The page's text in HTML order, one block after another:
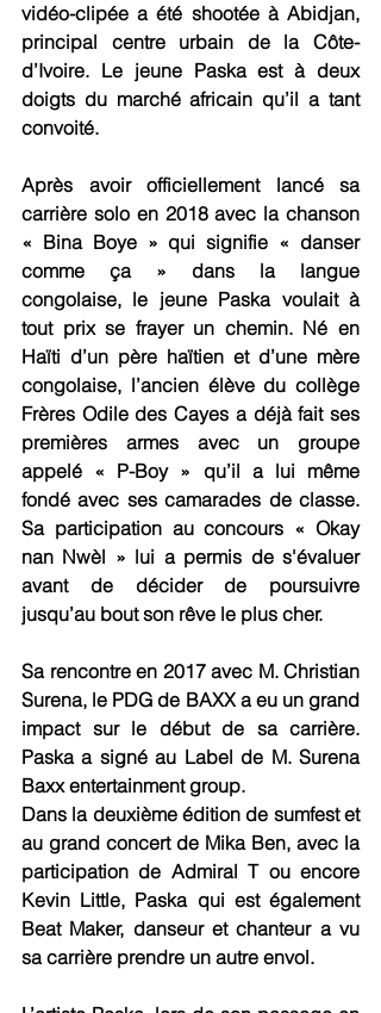
vidéo-clipée a été shootée à Abidjan,
principal centre urbain de la Côte-
d’Ivoire. Le jeune Paska est à deux
doigts du marché africain qu’il a tant
convoité.
Après avoir officiellement lancé sa
carrière solo en 2018 avec la chanson
« Bina Boye » qui signifie « danser
comme ça » dans la langue
congolaise, le jeune Paska voulait à
tout prix se frayer un chemin. Né en
Haïti d’un père haïtien et d’une mère
congolaise, l’ancien élève du collège
Frères Odile des Cayes a déjà fait ses
premières armes avec un groupe
appelé « P-Boy » qu’il a lui même
fondé avec ses camarades de classe.
Sa participation au concours « Okay
nan Nwèl » lui a permis de s'évaluer
avant de décider de poursuivre
jusqu’au bout son rêve le plus cher.
Sa rencontre en 2017 avec M. Christian
Surena, le PDG de BAXX a eu un grand
impact sur le début de sa carrière.
Paska a signé au Label de M. Surena
Baxx entertainment group.
Dans la deuxième édition de sumfest et
au grand concert de Mika Ben, avec la
participation de Admiral T ou encore
Kevin Little, Paska qui est également
Beat Maker, danseur et chanteur a vu
sa carrière prendre un autre envol.